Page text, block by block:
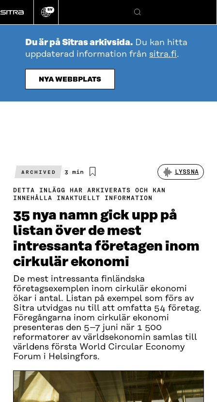
direkt
till
Ändra
språk
SV
Sök
Du är på Sitras arkivsida. Du kan hitta
uppdaterad information från sitra.fi.
NYA WEBBPLATS
ARCHIVED
Beräknad
3 min LYSSNA
DETTA INLÄGG HAR ARKIVERATS OCH KAN
INNEHÅLLA INAKTUELLT INFORMATION
35 nya namn gick upp på
listan över de mest
intressanta företagen inom
cirkulär ekonomi
De mest intressanta finländska
företagsexemplen inom cirkulär ekonomi
ökar i antal. Listan på exempel som förs av
Sitra utvidgas nu till att omfatta 54 företag.
Föregångarna inom cirkulär ekonomi
presenteras den 5–7 juni när 1 500
reformatorer av världsekonomin samlas till
världens första World Circular Economy
Forum i Helsingfors.